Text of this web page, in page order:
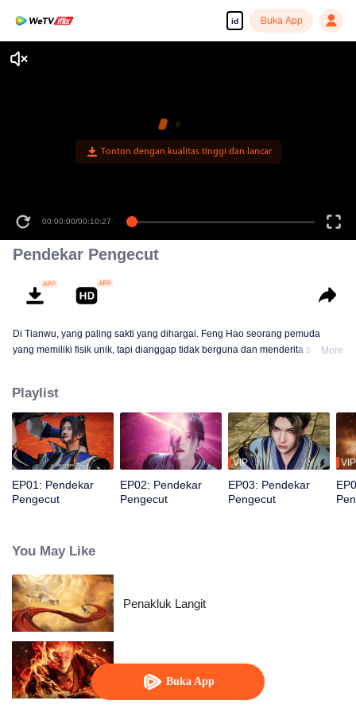
id Buka App
Buka App
Tonton dengan kualitas tinggi dan lancar
00:00:00/00:10:27
Pendekar Pengecut
Di Tianwu, yang paling sakti yang dihargai. Feng Hao seorang pemuda
yang memiliki fisik unik, tapi dianggap tidak berguna dan menderita segala
More
Playlist
EP01: Pendekar
Pengecut
EP02: Pendekar
Pengecut
VIP
EP03: Pendekar
Pengecut
VIP
You May Like
Penakluk Langit